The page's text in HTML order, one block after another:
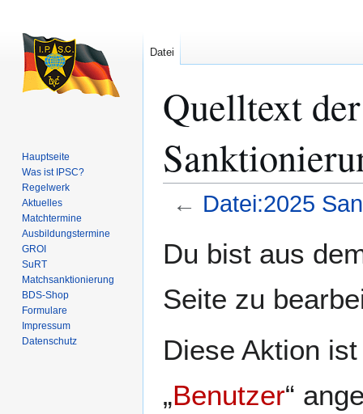
Quelltext
← Datei:2025
Navigation
Suche
Du bist aus
Seite zu
Diese Aktion
„Benutzer“
Datei
Hauptseite
Was ist IPSC?
Regelwerk
Aktuelles
Matchtermine
Ausbildungs­termine
GROI
SuRT
Match­sanktionierung
BDS-Shop
Formulare
Impressum
Datenschutz